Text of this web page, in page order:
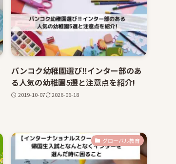
バンコク幼稚園選び‼インター部のあ
る人気の幼稚園5選と注意点を紹介!
2019-10-07 2026-06-18
グローバル教育